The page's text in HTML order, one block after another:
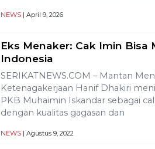
NEWS | April 9, 2026
Eks Menaker: Cak Imin Bisa
Indonesia
SERIKATNEWS.COM – Mantan
Ketenagakerjaan Hanif Dhakiri
PKB Muhaimin Iskandar sebagai
dengan kualitas gagasan dan
NEWS | Agustus 9, 2022